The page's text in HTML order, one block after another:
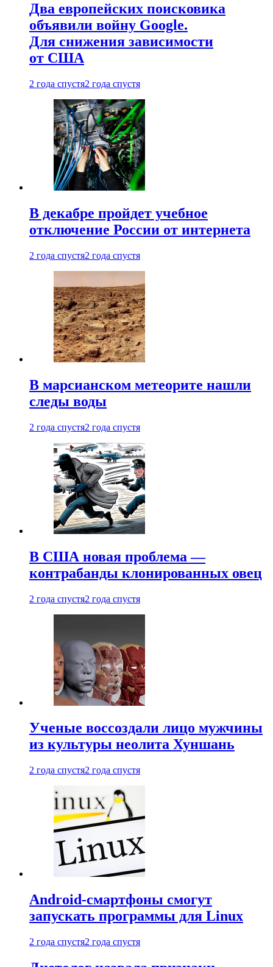
Два европейских поисковика
объявили войну Google.
Для снижения зависимости
от США
2 года спустя2 года спустя
В декабре пройдет учебное
отключение России от интернета
2 года спустя2 года спустя
В марсианском метеорите нашли
следы воды
2 года спустя2 года спустя
В США новая проблема —
контрабанды клонированных овец
2 года спустя2 года спустя
Ученые воссоздали лицо мужчины
из культуры неолита Хуншань
2 года спустя2 года спустя
Android-смартфоны смогут
запускать программы для Linux
2 года спустя2 года спустя